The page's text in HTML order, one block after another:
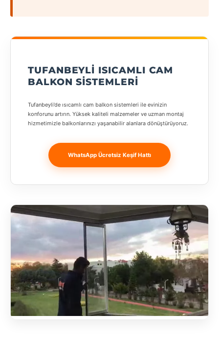
TUFANBEYLI ISICAMLI CAM
BALKON SISTEMLERI
Tufanbeyli’de ısıcamlı cam balkon sistemleri ile evinizin
konforunu artırın. Yüksek kaliteli malzemeler ve uzman montaj
hizmetimizle balkonlarınızı yaşanabilir alanlara dönüştürüyoruz.
WhatsApp Ücretsiz Keşif Hattı
Antalya
Balıkesir
Luka
Bingöl
Bosnia and
Herzegovina
Bulgaristan
Bursa
Çanakkale
Çekya
Diyarbakır